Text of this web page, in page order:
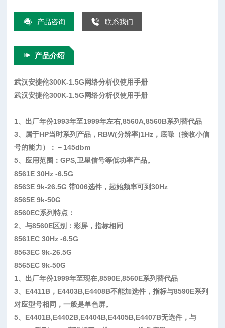
产品咨询 联系我们
产品介绍
武汉安捷伦300K-1.5G网络分析仪使用手册
武汉安捷伦300K-1.5G网络分析仪使用手册
1、出厂年份1993年至1999年左右,8560A,8560B系列替代品
3、属于HP当时系列产品， RBW(分辨率)1Hz ，底噪（接收小信
号的能力）：－ 145dbm
5、应用范围：GPS,卫星信号等低功率产品。
8561E 30Hz -6.5G
8563E 9k-26.5G带006选件，起始频率可到30Hz
8565E 9k-50G
8560EC系列特点：
2、与8560E区别：彩屏，指标相同
8561EC 30Hz -6.5G
8563EC 9k-26.5G
8565EC 9k-50G
1、出厂年份1999年至现在,8590E,8560E系列替代品
3、 E4411B ， E4403B,E4408B不能加选件，指标与8590E系列
对应型号相同，一般是单色屏。
5、 E4401B,E4402B,E4404B,E4405B,E4407B无选件，与